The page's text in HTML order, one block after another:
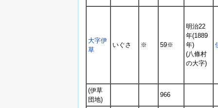
大字伊
草
いぐさ ※ 59※
明治22
年(1889
年)
(八條村
の大字)
(伊草
団地)
966